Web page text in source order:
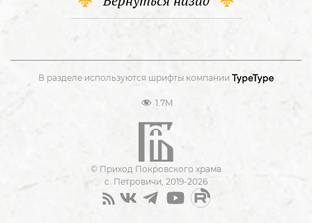
В разделе используются шрифты компании
1.7M
© Приход Покровского храма
с. Петровичи, 2019-2026